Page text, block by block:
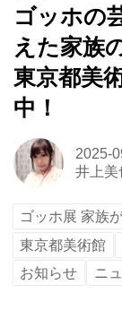
ゴッホの
えた家族
東京都美
中！
2025-
井上美
ゴッホ展 家族
東京都美術館
お知らせ
ニ